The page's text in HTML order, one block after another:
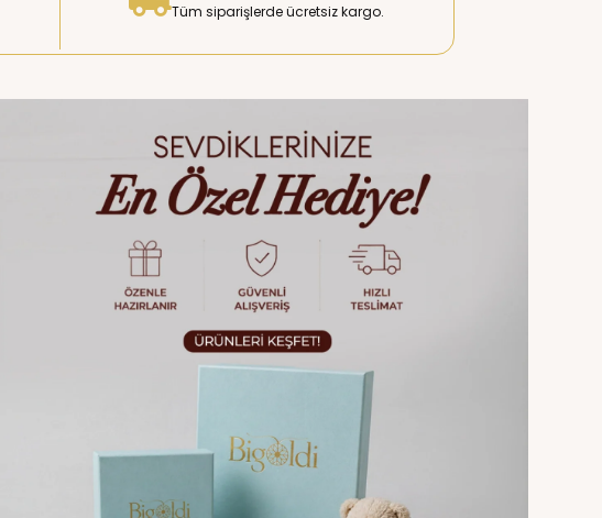
Tüm siparişlerde ücretsiz kargo.